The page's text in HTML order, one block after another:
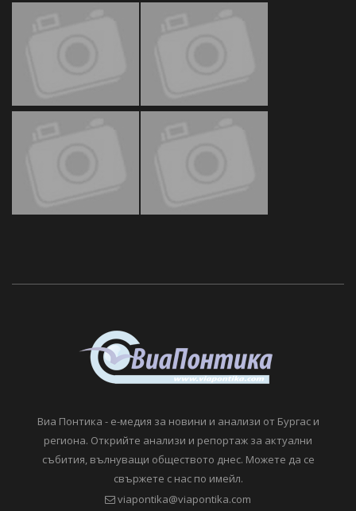
Виа Понтика - е-медия за новини и анализи от Бургас и
региона. Открийте анализи и репортаж за актуални
събития, вълнуващи обществото днес. Можете да се
свържете с нас по имейл.
viapontika@viapontika.com